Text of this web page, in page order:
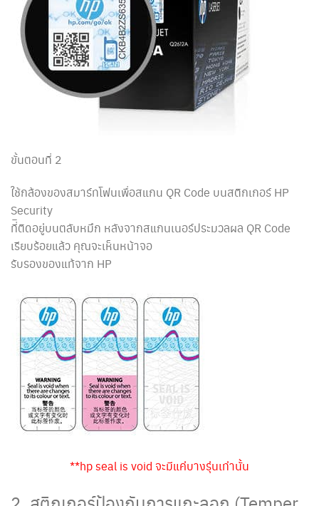
ขั้นตอนที่ 2
ใช้กล้องของสมาร์ทโฟนเพื่อสแกน QR Code บนสติกเกอร์ HP
Security
ที่ิติดอยู่บนตลับหมึก หลังจากสแกนเนอร์ประมวลผล QR Code
เรียบร้อยแล้ว คุณจะเห็นหน้าจอ
รับรองของแท้จาก HP
**hp seal is void จะมีแค่บางรุ่นเท่านั้น